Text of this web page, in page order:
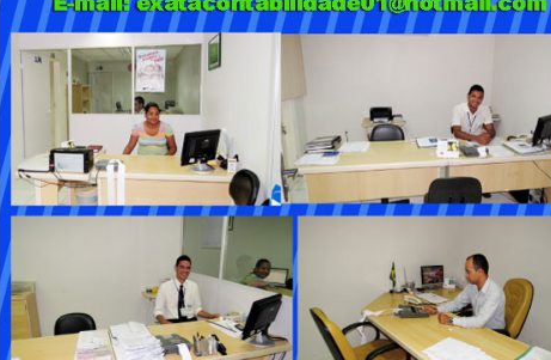
propõe a integração das forças federais e estaduais no
crime organizado, investimentos pesados na capacitação e
profissionais da Polícia Rodoviária Federal, Polícia Federal
Nacional, além do reforço em ações de inteligência e
como aquisição e aluguel de equipamentos para suporte às
helicópteros, lanchas e viaturas.
e alinhar suas ações de enfrentamento aos crimes ambientais nas rodovias
foi reforçada com policiais, viaturas e aeronaves, ampliando a presença da
nas rodovias federais localizadas no entorno das áreas-alvo e em incursões
oportunidades, a PRF atua de forma integrada a órgãos como Ibama,